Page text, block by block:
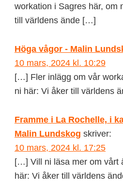
workation i Sagres här, om
till världens ände […]
Höga vågor - Malin
10 mars, 2024 kl. 10:29
[…] Fler inlägg om vår
ni här: Vi åker till världens
Framme i La Rochelle, i
Malin Lundskog skriver:
10 mars, 2024 kl. 17:25
[…] Vill ni läsa mer om vårt
här: Vi åker till världens